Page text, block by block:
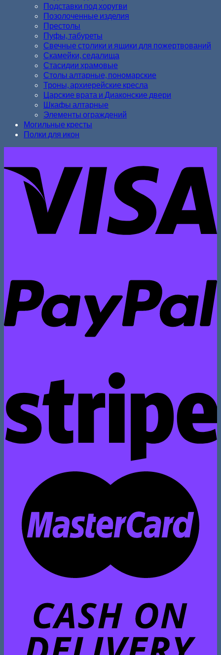
Подставки под хоругви
Позолоченные изделия
Престолы
Пуфы, табуреты
Свечные столики и ящики для пожертвований
Скамейки, седалища
Стасидии храмовые
Столы алтарные, пономарские
Троны, архиерейские кресла
Царские врата и Диаконские двери
Шкафы алтарные
Элементы ограждений
Могильные кресты
Полки для икон